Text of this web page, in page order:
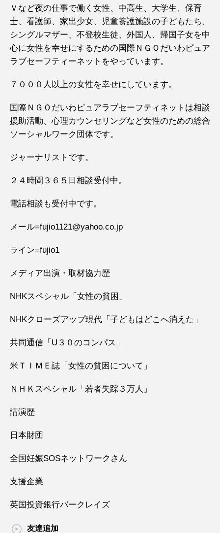
Ｖなど夜の仕事で働く女性、中高生、大学生、保育
士、看護師、家出少女、児童養護施設の子どもたち、
シングルマザー、不登校生徒、外国人、帰国子女を中
心に女性を幸せにするための国際ＮＧＯだいわピュア
ラブセーフティーネットをやっています。
７０００人以上の女性を幸せにしています。
国際ＮＧＯだいわピュアラブセーフティネットは相談
援助活動、心理カウンセリングなど女性のための総合
ソーシャルワーク団体です。
ジャーナリストです。
２４時間３６５日相談受付中。
電話相談も受付中です。
メール=fujio1121@yahoo.co.jp
ライン=fujio1
メディア出演・取材協力歴
NHKスペシャル「女性の貧困」
NHKクローズアップ現代「子どもはどこへ消えた」
共同通信「U３０のコンパス」
米ＴＩＭＥ誌「女性の貧困について」
ＮＨＫスペシャル「若者失踪３万人」
講演歴
日本財団
全国妊娠SOSネットワークさん
支援企業
英国投資銀行バークレイズ
友達追加